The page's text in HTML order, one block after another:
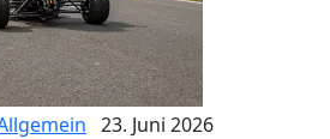
23. Juni 2026